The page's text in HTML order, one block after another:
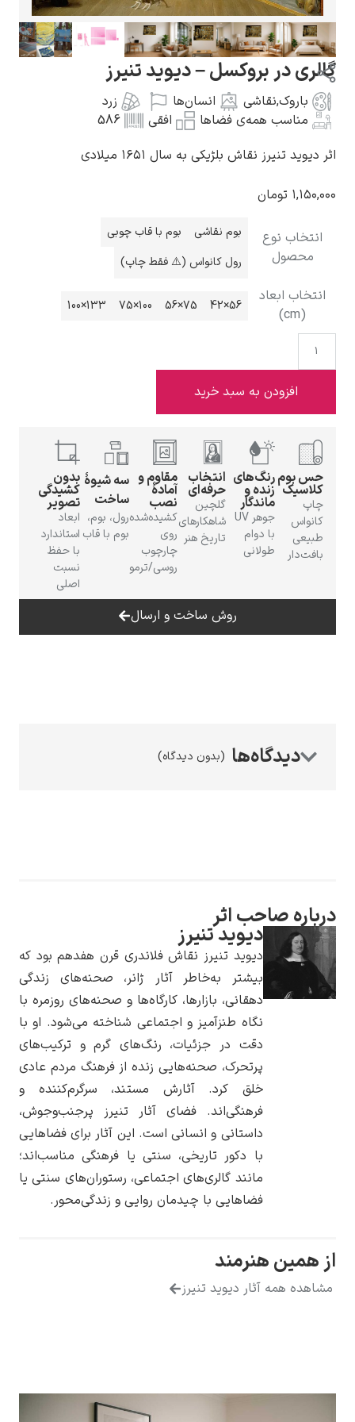
گوستاو کلیمت
کامی پیسارو
ادوارد هاپر
پیر آگوست رنوآر
یوهانس فرمیر
پرفروش‌ترین
در بروکسل – دیوید تنیرز
,نقاشی انسان‌ها
زرد
همه‌ی فضاها
افقی
586
تنیرز نقاش بلژیکی به سال ۱۶۵۱ میلادی
تومان
نوع
بوم نقاشی
بوم با قاب چوبی
رول کانواس (⚠️ فقط چاپ)
ابعاد
56×42
75×56
100×75
133×100
افزودن به سبد خرید
رنگ‌های
زنده و
ماندگار
جوهر UV
با دوام
طولانی
انتخاب
حرفه‌ای
گلچین
شاهکارهای
تاریخ هنر
مقاوم و
آمادهٔ
نصب
کشیده‌شده
روی
چارچوب
سه شیوهٔ
ساخت
رول، بوم،
بوم با قاب
بدون
کشیدگی
تصویر
ابعاد
استاندارد
روش ساخت و ارسال
(بدون دیدگاه)
صاحب اثر
دیوید تنیرز
دیوید تنیرز نقاش فلاندری قرن هفدهم بود که
بیشتر به‌خاطر آثار ژانر، صحنه‌های زندگی
دهقانی، بازارها، کارگاه‌ها و صحنه‌های روزمره با
نگاه طنزآمیز و اجتماعی شناخته می‌شود. او با
دقت در جزئیات، رنگ‌های گرم و ترکیب‌های
پرتحرک، صحنه‌هایی زنده از فرهنگ مردم عادی
خلق کرد. آثارش مستند، سرگرم‌کننده و
فرهنگی‌اند. فضای آثار تنیرز پرجنب‌وجوش،
داستانی و انسانی است. این آثار برای فضاهایی
با دکور تاریخی، سنتی یا فرهنگی مناسب‌اند؛
مانند گالری‌های اجتماعی، رستوران‌های سنتی یا
فضاهایی با چیدمان روایی و زندگی‌محور.
هنرمند
همه آثار دیوید تنیرز